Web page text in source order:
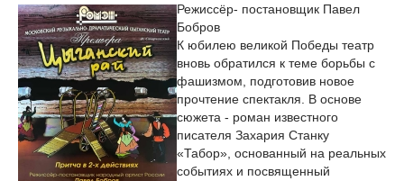
Режиссёр- постановщик Павел
Бобров
К юбилею великой Победы театр
вновь обратился к теме борьбы с
фашизмом, подготовив новое
прочтение спектакля. В основе
сюжета - роман известного
писателя Захария Станку
«Табор», основанный на реальных
событиях и посвященный